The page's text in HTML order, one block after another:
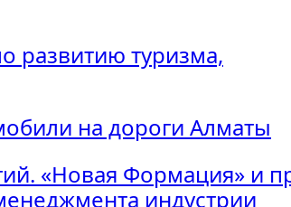
развитию туризма,
на дороги Алматы
«Новая Формация» и
индустрии